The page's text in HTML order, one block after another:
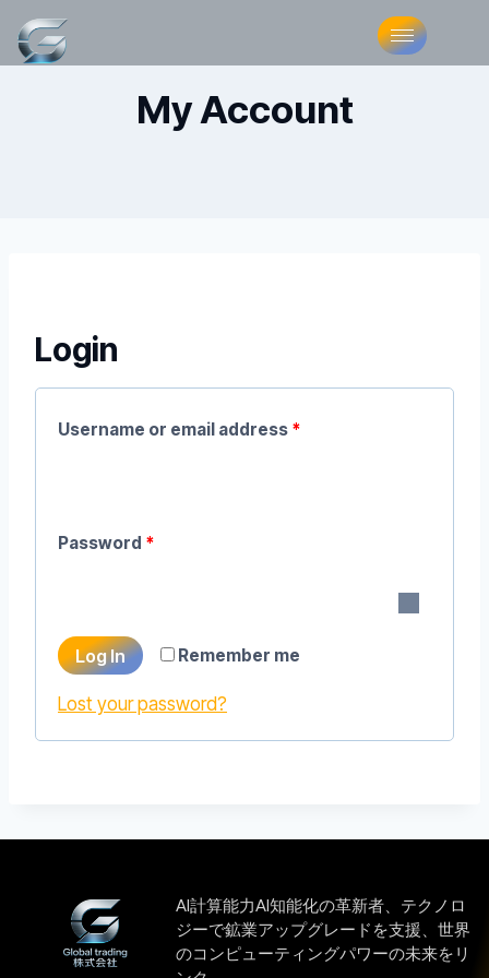
My Account
Login
Username or email address *
Password *
Remember me
Log In
Lost your password?
AI計算能力AI知能化の革新者、テクノロ
ジーで鉱業アップグレードを支援、世界
のコンピューティングパワーの未来をリ